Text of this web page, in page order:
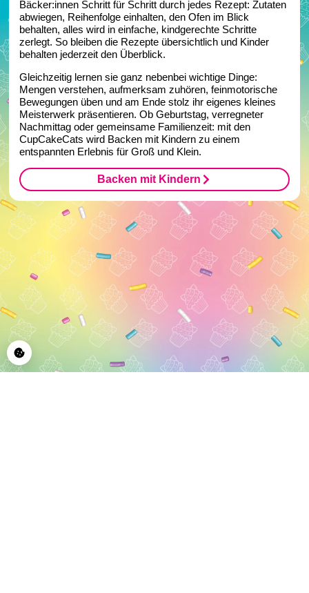
Bäcker:innen Schritt für Schritt durch jedes Rezept: Zutaten
abwiegen, Reihenfolge einhalten, den Ofen im Blick
behalten, alles wird in einfache, kindgerechte Schritte
zerlegt. So bleiben die Rezepte übersichtlich und Kinder
behalten jederzeit den Überblick.
Gleichzeitig lernen sie ganz nebenbei wichtige Dinge:
Mengen verstehen, aufmerksam zuhören, feinmotorische
Bewegungen üben und am Ende stolz ihr eigenes kleines
Meisterwerk präsentieren. Ob Geburtstag, verregneter
Nachmittag oder gemeinsame Familienzeit: mit den
CupCakeCats wird Backen mit Kindern zu einem
entspannten Erlebnis für Groß und Klein.
Backen mit Kindern